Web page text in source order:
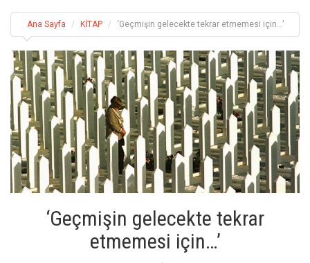
Ana Sayfa KİTAP ‘Geçmişin gelecekte tekrar etmemesi için…’
‘Geçmişin gelecekte tekrar
etmemesi için…’